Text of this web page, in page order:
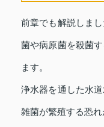
前章でも解説しま
菌や病原菌を殺菌
ます。
浄水器を通した水
雑菌が繁殖する恐れ